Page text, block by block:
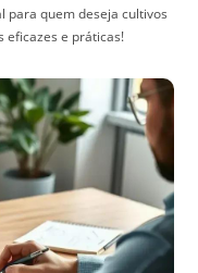
para quem deseja cultivos
eficazes e práticas!